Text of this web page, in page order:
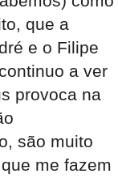
que a
e o Filipe
a ver
provoca na
são muito
me fazem